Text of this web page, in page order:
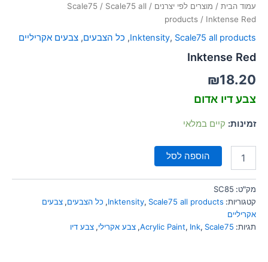
עמוד הבית / מוצרים לפי יצרנים /
Scale75 / Scale75 all
products / Inktense Red
Inktensity, Scale75 all products
, כל הצבעים, צבעים אקריליים
Inktense Red
₪18.20
צבע דיו אדום
זמינות: קיים במלאי
הוספה לסל
מק"ט: SC85
קטגוריות:
Inktensity, Scale75 all products
, כל הצבעים, צבעים
אקריליים
תגיות:
Acrylic Paint, Ink, Scale75
, צבע אקרילי, צבע דיו